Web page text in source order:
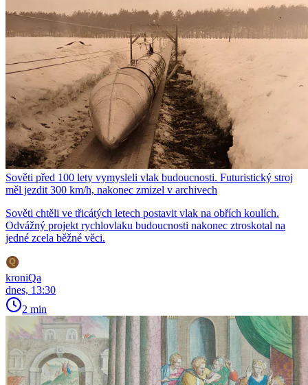
Sověti před 100 lety vymysleli vlak budoucnosti. Futuristický stroj
měl jezdit 300 km/h, nakonec zmizel v archivech
Sověti chtěli ve třicátých letech postavit vlak na obřích koulích.
Odvážný projekt rychlovlaku budoucnosti nakonec ztroskotal na
jedné zcela běžné věci.
kroniQa
dnes, 13:30
2 min